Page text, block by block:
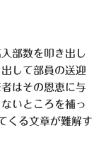
部数を叩き出し
して部員の送迎
はその恩恵に与
いところを補っ
くる文章が難解す